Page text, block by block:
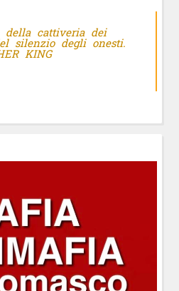
della cattiveria dei
silenzio degli onesti.
KING